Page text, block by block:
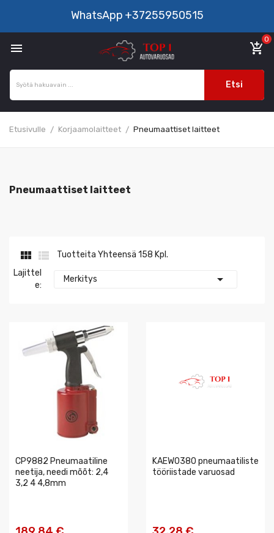
WhatsApp +37255950515
 add_shopping_cart
0
Etsi
Etusivulle Korjaamolaitteet Pneumaattiset laitteet
Pneumaattiset laitteet
 
Tuotteita Yhteensä 158 Kpl.
Lajittel
E:
Merkitys 
CP9882 Pneumaatiline
neetija, needi mõõt: 2,4
3,2 4 4,8mm
KAEW0380 pneumaatiliste
tööriistade varuosad